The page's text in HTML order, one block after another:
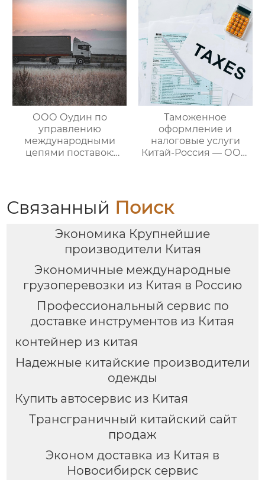
цепями поставок
цепями поставок
ООО Оудин по
управлению
международными
цепями поставок:
Россия/Китай-
Казахстан,
множество
эффективных
способов доставки
для удовлетворения
различных
потребностей
клиентов
Таможенное
оформление и
налоговые услуги
Китай-Россия — ООО
Связанный Поиск
Экономика Крупнейшие
производители Китая
Экономичные международные
грузоперевозки из Китая в Россию
Профессиональный сервис по
доставке инструментов из Китая
контейнер из китая
Надежные китайские производители
одежды
Купить автосервис из Китая
Трансграничный китайский сайт
продаж
Эконом доставка из Китая в
Новосибирск сервис